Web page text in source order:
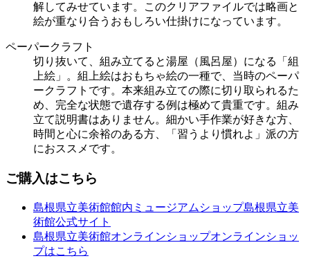
解してみせています。このクリアファイルでは略画と
絵が重なり合うおもしろい仕掛けになっています。
ペーパークラフト
切り抜いて、組み立てると湯屋（風呂屋）になる「組
上絵」。組上絵はおもちゃ絵の一種で、当時のペーパ
ークラフトです。本来組み立ての際に切り取られるた
め、完全な状態で遺存する例は極めて貴重です。組み
立て説明書はありません。細かい手作業が好きな方、
時間と心に余裕のある方、「習うより慣れよ」派の方
におススメです。
ご購入はこちら
島根県立美術館館内ミュージアムショップ島根県立美
術館公式サイト
島根県立美術館オンラインショップオンラインショッ
プはこちら